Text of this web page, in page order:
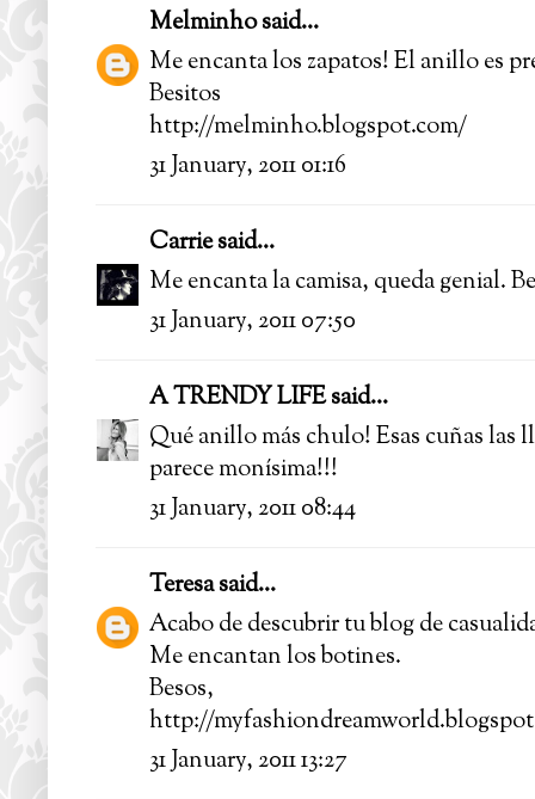
Melminhosaid...
Me encanta los zapatos! El anillo es
Besitos
http://melminho.blogspot.com/
31 January, 2011 01:16
Carriesaid...
Me encanta la camisa, queda genial.
31 January, 2011 07:50
A TRENDY LIFEsaid...
Qué anillo más chulo! Esas cuñas las
parece monísima!!!
31 January, 2011 08:44
Teresasaid...
Acabo de descubrir tu blog de
Me encantan los botines.
Besos,
http://
31 January, 2011 13:27